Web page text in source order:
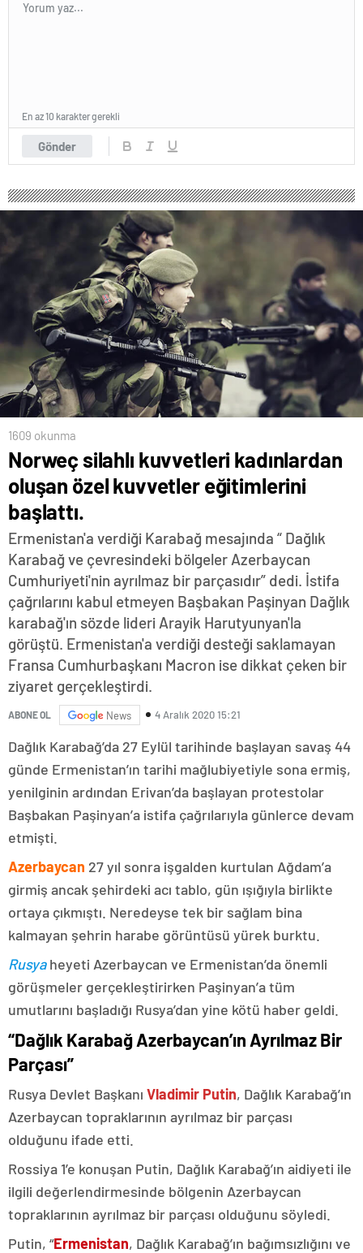
Gönder
En az 10 karakter gerekli
1609 okunma
Norweç silahlı kuvvetleri kadınlardan
oluşan özel kuvvetler eğitimlerini
başlattı.
Ermenistan'a verdiği Karabağ mesajında “ Dağlık
Karabağ ve çevresindeki bölgeler Azerbaycan
Cumhuriyeti'nin ayrılmaz bir parçasıdır” dedi. İstifa
çağrılarını kabul etmeyen Başbakan Paşinyan Dağlık
karabağ'ın sözde lideri Arayik Harutyunyan'la
görüştü. Ermenistan'a verdiği desteği saklamayan
Fransa Cumhurbaşkanı Macron ise dikkat çeken bir
ziyaret gerçekleştirdi.
ABONE OL News 4 Aralık 2020 15:21
Dağlık Karabağ’da 27 Eylül tarihinde başlayan savaş 44
günde Ermenistan’ın tarihi mağlubiyetiyle sona ermiş,
yenilginin ardından Erivan’da başlayan protestolar
Başbakan Paşinyan’a istifa çağrılarıyla günlerce devam
etmişti.
Azerbaycan 27 yıl sonra işgalden kurtulan Ağdam’a
girmiş ancak şehirdeki acı tablo, gün ışığıyla birlikte
ortaya çıkmıştı. Neredeyse tek bir sağlam bina
kalmayan şehrin harabe görüntüsü yürek burktu.
Rusyaheyeti Azerbaycan ve Ermenistan’da önemli
görüşmeler gerçekleştirirken Paşinyan’a tüm
umutlarını başladığı Rusya’dan yine kötü haber geldi.
“Dağlık Karabağ Azerbaycan’ın Ayrılmaz Bir
Parçası”
Rusya Devlet Başkanı Vladimir Putin, Dağlık Karabağ’ın
Azerbaycan topraklarının ayrılmaz bir parçası
olduğunu ifade etti.
Rossiya 1’e konuşan Putin, Dağlık Karabağ’ın aidiyeti ile
ilgili değerlendirmesinde bölgenin Azerbaycan
topraklarının ayrılmaz bir parçası olduğunu söyledi.
Putin, “Ermenistan, Dağlık Karabağ’ın bağımsızlığını ve